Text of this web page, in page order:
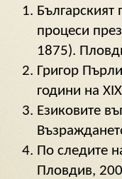
процеси
1875).
Григор
години на
Езиковите
По следите
Пловдив,